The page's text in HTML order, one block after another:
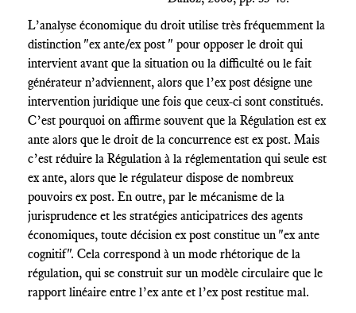
L’analyse économique du droit utilise très fréquemment la
distinction "ex ante/ex post " pour opposer le droit qui
intervient avant que la situation ou la difficulté ou le fait
générateur n’adviennent, alors que l’ex post désigne une
intervention juridique une fois que ceux-ci sont constitués.
C’est pourquoi on affirme souvent que la Régulation est ex
ante alors que le droit de la concurrence est ex post. Mais
c’est réduire la Régulation à la réglementation qui seule est
ex ante, alors que le régulateur dispose de nombreux
pouvoirs ex post. En outre, par le mécanisme de la
jurisprudence et les stratégies anticipatrices des agents
économiques, toute décision ex post constitue un "ex ante
cognitif". Cela correspond à un mode rhétorique de la
régulation, qui se construit sur un modèle circulaire que le
rapport linéaire entre l’ex ante et l’ex post restitue mal.